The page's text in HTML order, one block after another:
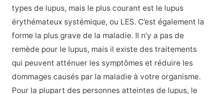
types de lupus, mais le plus courant est le lupus
érythémateux systémique, ou LES. C’est également la
forme la plus grave de la maladie. Il n’y a pas de
remède pour le lupus, mais il existe des traitements
qui peuvent atténuer les symptômes et réduire les
dommages causés par la maladie à votre organisme.
Pour la plupart des personnes atteintes de lupus, le